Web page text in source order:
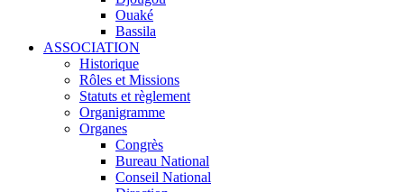
Ouaké
Bassila
ASSOCIATION
Historique
Rôles et Missions
Statuts et règlement
Organigramme
Organes
Congrès
Bureau National
Conseil National